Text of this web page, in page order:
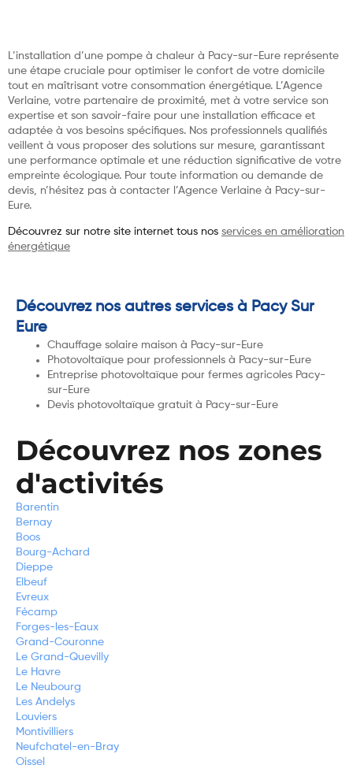
L’installation d’une pompe à chaleur à Pacy-sur-Eure représente
une étape cruciale pour optimiser le confort de votre domicile
tout en maîtrisant votre consommation énergétique. L’Agence
Verlaine, votre partenaire de proximité, met à votre service son
expertise et son savoir-faire pour une installation efficace et
adaptée à vos besoins spécifiques. Nos professionnels qualifiés
veillent à vous proposer des solutions sur mesure, garantissant
une performance optimale et une réduction significative de votre
empreinte écologique. Pour toute information ou demande de
devis, n’hésitez pas à contacter l’Agence Verlaine à Pacy-sur-
Eure.
Découvrez sur notre site internet tous nos services en amélioration
énergétique
Découvrez nos autres services à Pacy Sur
Eure
Chauffage solaire maison à Pacy-sur-Eure
Photovoltaïque pour professionnels à Pacy-sur-Eure
Entreprise photovoltaïque pour fermes agricoles Pacy-
sur-Eure
Devis photovoltaïque gratuit à Pacy-sur-Eure
Découvrez nos zones
d'activités
Barentin
Bernay
Boos
Bourg-Achard
Dieppe
Elbeuf
Evreux
Fécamp
Forges-les-Eaux
Grand-Couronne
Le Grand-Quevilly
Le Havre
Le Neubourg
Les Andelys
Louviers
Montivilliers
Neufchatel-en-Bray
Oissel